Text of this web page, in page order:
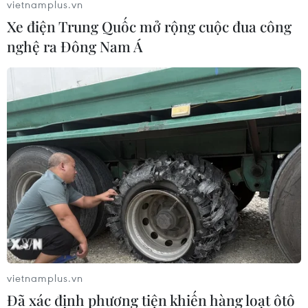
"Mickey 17"
thuộc thể loại hài kịch đen và khoa
vietnamplus.vn
Xe điện Trung Quốc mở rộng cuộc đua công
nghệ ra Đông Nam Á
vietnamplus.vn
Đã xác định phương tiện khiến hàng loạt ôtô